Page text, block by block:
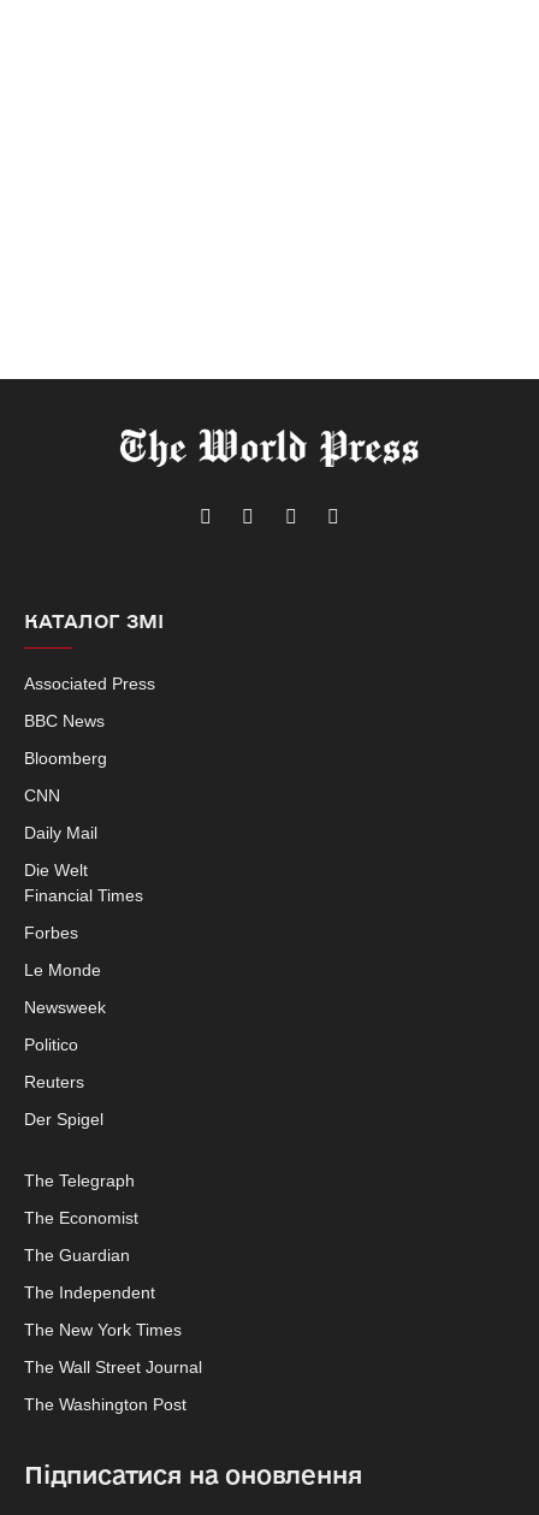
TelegramFacebookInstagram
X
КАТАЛОГ ЗМІ
Associated Press
BBC News
Bloomberg
CNN
Daily Mail
Die Welt
Financial Times
Forbes
Le Monde
Newsweek
Politico
Reuters
Der Spigel
The Telegraph
The Economist
The Guardian
The Independent
The New York Times
The Wall Street Journal
The Washington Post
Підписатися на оновлення